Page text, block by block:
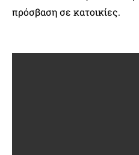
πρόσβαση σε κατοικίες.